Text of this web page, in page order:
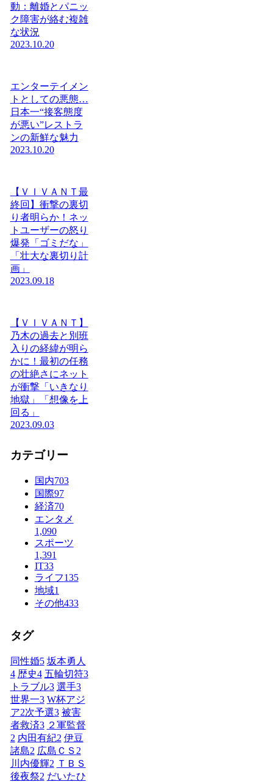
動：離婚とパニッ
ク障害が絡む複雑
な状況
2023.10.20
エンターテイメン
トとしての悪態…
日本一“接客態度
が悪い”レストラ
ンの新鮮な魅力
2023.10.20
【ＶＩＶＡＮＴ最
終回】衝撃の裏切
り者明らか！ネッ
トユーザーの怒り
爆発「ゴミだな」
「壮大な裏切り計
画」
2023.09.18
【ＶＩＶＡＮＴ】
乃木の過去と別班
入りの経緯が明ら
かに！最初の任務
の壮絶さにネット
が衝撃「いきなり
地獄」「想像を上
回る」
2023.09.03
カテゴリー
国内703
国際97
経済70
エンタメ
1,090
スポーツ
1,391
IT33
ライフ135
地域1
その他433
タグ
同性婚5 坂本勇人
4 歴史4 五輪切符3
トラブル3 選手3
世界一3 W杯アジ
ア2次予選3 被害
者救済3 ２軍監督
2 内田有紀2 伊豆
諸島2 広島ＣＳ 2
川内優輝2 ＴＢＳ
後夜祭2 だいたひ